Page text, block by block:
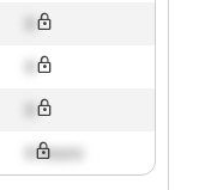
X hours